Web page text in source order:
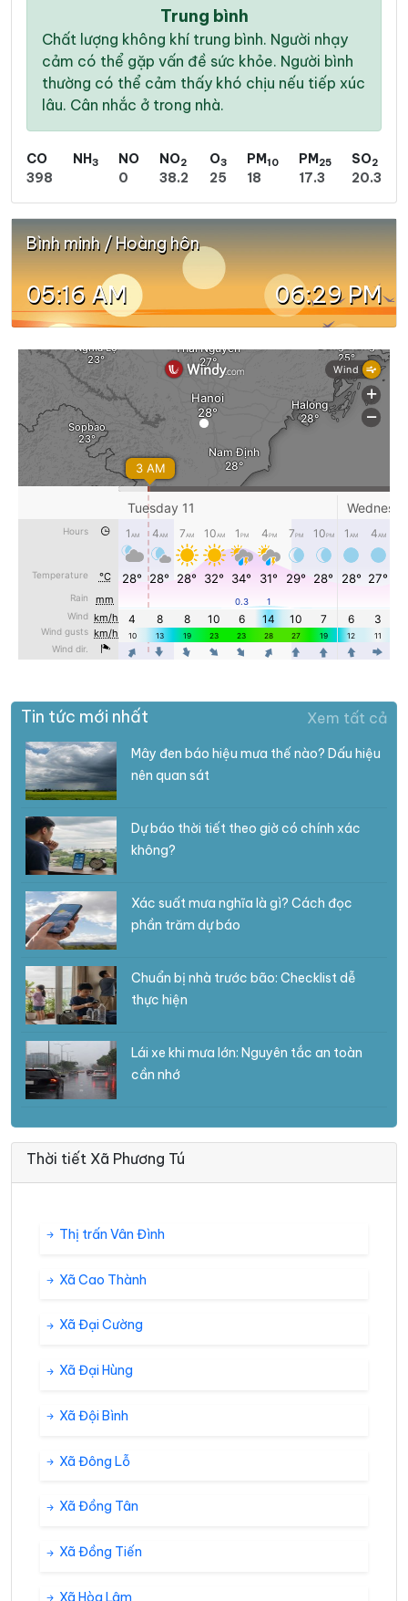
Trung bình
Chất lượng không khí trung bình. Người nhạy
cảm có thể gặp vấn đề sức khỏe. Người bình
thường có thể cảm thấy khó chịu nếu tiếp xúc
lâu. Cân nhắc ở trong nhà.
CO
398
NH3
NO
0
NO2
38.2
O3
25
PM10
18
PM25
17.3
SO2
20.3
Bình minh / Hoàng hôn
05:16 AM 06:29 PM
Tin tức mới nhất Xem tất cả
Mây đen báo hiệu mưa thế nào? Dấu hiệu
nên quan sát
Dự báo thời tiết theo giờ có chính xác
không?
Xác suất mưa nghĩa là gì? Cách đọc
phần trăm dự báo
Chuẩn bị nhà trước bão: Checklist dễ
thực hiện
Lái xe khi mưa lớn: Nguyên tắc an toàn
cần nhớ
Thời tiết Xã Phương Tú
Thị trấn Vân Đình
Xã Cao Thành
Xã Đại Cường
Xã Đại Hùng
Xã Đội Bình
Xã Đông Lỗ
Xã Đồng Tân
Xã Đồng Tiến
Xã Hòa Lâm